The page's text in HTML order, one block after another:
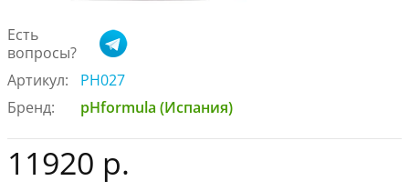
Есть
вопросы?
Артикул:
PH027
Бренд:
pHformula (Испания)
11920 р.